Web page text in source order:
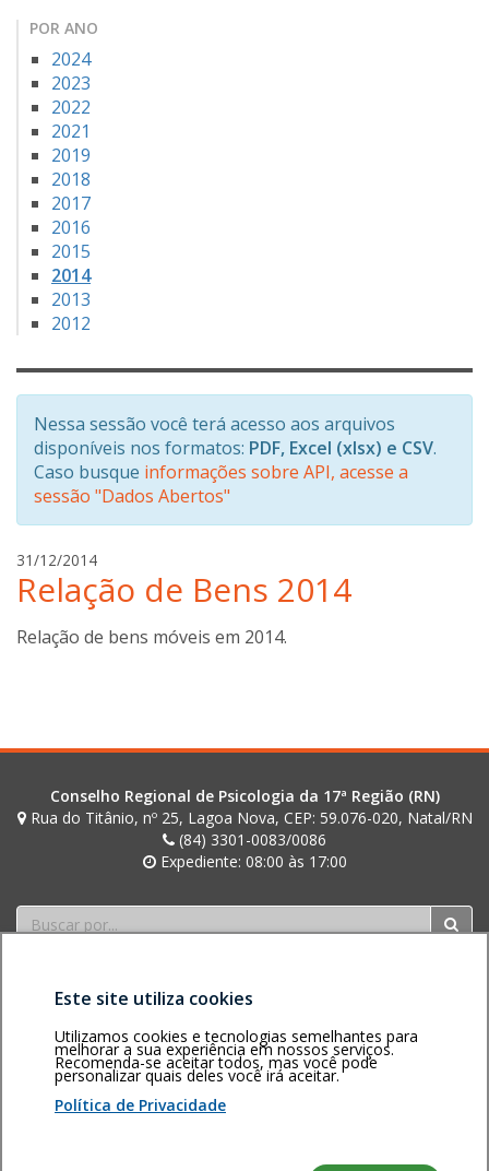
POR ANO
2024
2023
2022
2021
2019
2018
2017
2016
2015
2014
2013
2012
Nessa sessão você terá acesso aos arquivos
disponíveis nos formatos: PDF, Excel (xlsx) e CSV.
Caso busque informações sobre API, acesse a
sessão "Dados Abertos"
31/12/2014a
n
a
b
n
Relação de Bens 2014
Relação de bens móveis em 2014.
Conselho Regional de Psicologia da 17ª Região (RN)
Rua do Titânio, nº 25, Lagoa Nova, CEP: 59.076-020, Natal/RN
(84) 3301-0083/0086
Expediente: 08:00 às 17:00
Buscar
Área restritaPolítica de
privacidadePersonalização
de cookies
Este site utiliza cookies
Utilizamos cookies e tecnologias semelhantes para
melhorar a sua experiência em nossos serviços.
Recomenda-se aceitar todos, mas você pode
personalizar quais deles você irá aceitar.
Política de Privacidade